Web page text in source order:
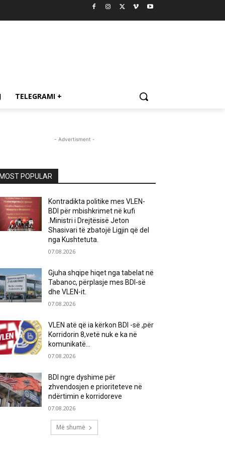
TELEGRAMI +
- Advertisment -
MOST POPULAR
Kontradikta politike mes VLEN-
BDI për mbishkrimet në kufi
.Ministri i Drejtësisë Jeton
Shasivari të zbatojë Ligjin që del
nga Kushtetuta.
07.08.2026
Gjuha shqipe hiqet nga tabelat në
Tabanoc, përplasje mes BDI-së
dhe VLEN-it.
07.08.2026
VLEN atë që ia kërkon BDI -së ,për
Korridorin 8,vetë nuk e ka në
komunikatë…
07.08.2026
BDI ngre dyshime për
zhvendosjen e prioriteteve në
ndërtimin e korridoreve
07.08.2026
Më shumë